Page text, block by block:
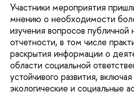
Участники мероприятия
мнению о необходимости
изучения вопросов публичной
отчетности, в том числе
раскрытия информации о
области социальной
устойчивого развития,
экологические и социальные